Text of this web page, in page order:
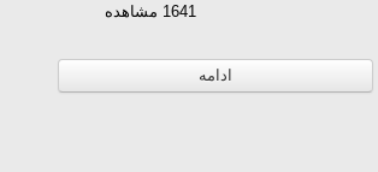
1641 مشاهده
ادامه